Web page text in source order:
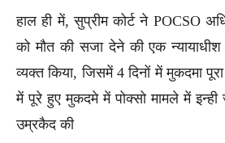
हाल ही में, सुप्रीम कोर्ट ने POCSO
को मौत की सजा देने की एक न्यायाधीश
व्यक्त किया, जिसमें 4 दिनों में मुकदमा
में पूरे हुए मुकदमे में पोक्सो मामले में
उम्रकैद की